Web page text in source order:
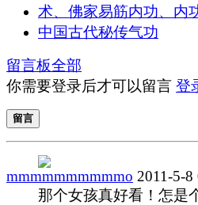
术、佛家易筋内功、内
中国古代秘传气功
留言板全部
你需要登录后才可以留言 登
留言
mmmmmmmmmmo 2011-5-8
那个女孩真好看！怎是